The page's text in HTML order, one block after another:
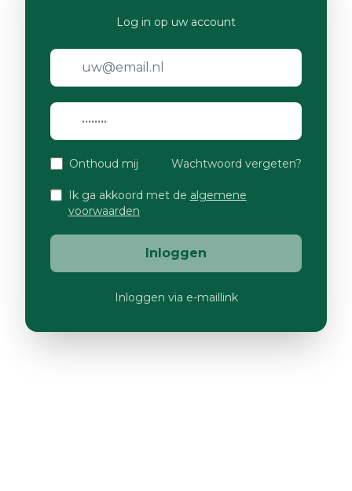
Log in op uw account
Onthoud mij Wachtwoord vergeten?
Ik ga akkoord met de algemene
voorwaarden
Inloggen
Inloggen via e-maillink